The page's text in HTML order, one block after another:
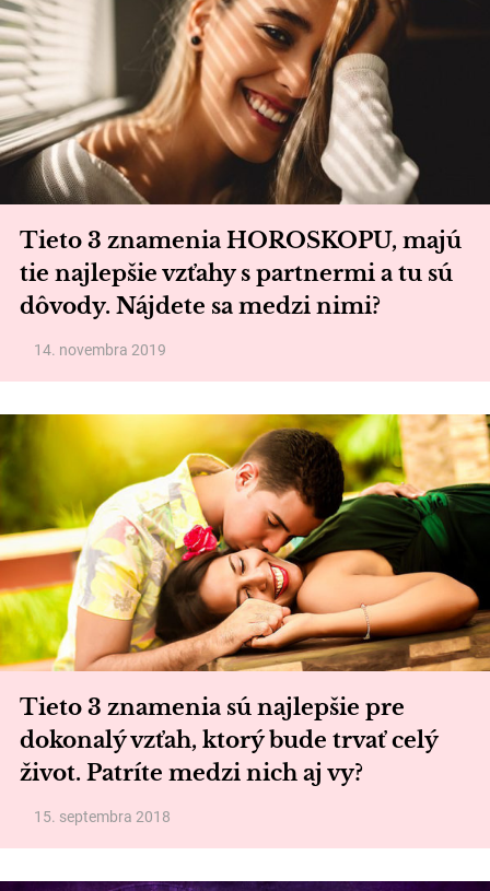
Tieto 3 znamenia HOROSKOPU, majú
tie najlepšie vzťahy s partnermi a tu sú
dôvody. Nájdete sa medzi nimi?
14. novembra 2019
Tieto 3 znamenia sú najlepšie pre
dokonalý vzťah, ktorý bude trvať celý
život. Patríte medzi nich aj vy?
15. septembra 2018